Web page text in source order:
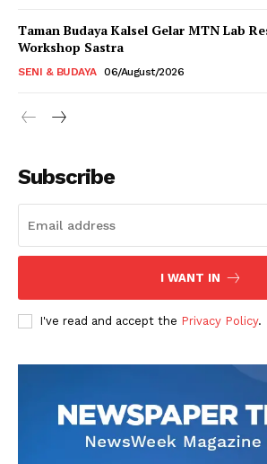
Taman Budaya Kalsel Gelar MTN Lab
Workshop Sastra
SENI & BUDAYA 06/August/2026
Subscribe
I WANT IN
I've read and accept the Privacy Policy.